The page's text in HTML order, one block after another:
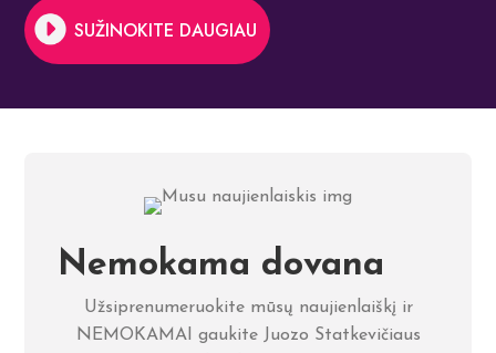
SUŽINOKITE DAUGIAU
Nemokama dovana
Užsiprenumeruokite mūsų naujienlaiškį ir
NEMOKAMAI gaukite Juozo Statkevičiaus